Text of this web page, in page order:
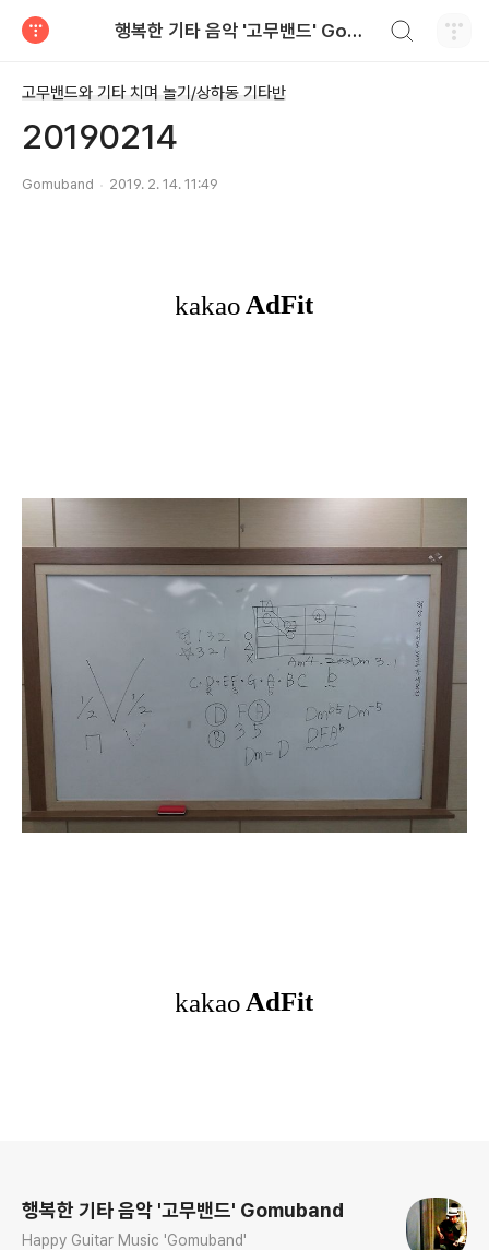
행복한 기타 음악 '고무밴드' Gomuband
고무밴드와 기타 치며 놀기/상하동 기타반
20190214
Gomuband 2019. 2. 14. 11:49
행복한 기타 음악 '고무밴드' Gomuband
Happy Guitar Music 'Gomuband'